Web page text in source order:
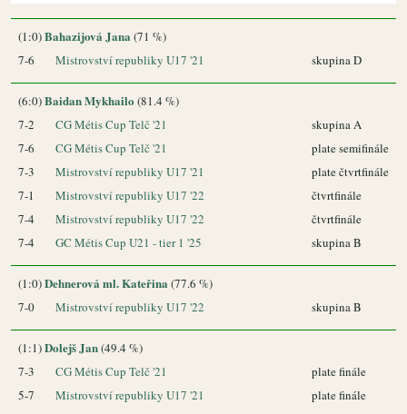
(1:0)Bahazijová Jana (71 %)
7-6
Mistrovství republiky U17 '21 skupina D
(6:0)Baidan Mykhailo (81.4 %)
7-2
CG Métis Cup Telč '21
skupina A
7-6
CG Métis Cup Telč '21
plate semifinále
7-3
Mistrovství republiky U17 '21
plate čtvrtfinále
7-1
Mistrovství republiky U17 '22
čtvrtfinále
7-4
Mistrovství republiky U17 '22
čtvrtfinále
7-4
GC Métis Cup U21 - tier 1 '25 skupina B
(1:0)Dehnerová ml. Kateřina (77.6 %)
7-0
Mistrovství republiky U17 '22 skupina B
(1:1)Dolejš Jan(49.4 %)
7-3
CG Métis Cup Telč '21
plate finále
5-7
Mistrovství republiky U17 '21 plate finále